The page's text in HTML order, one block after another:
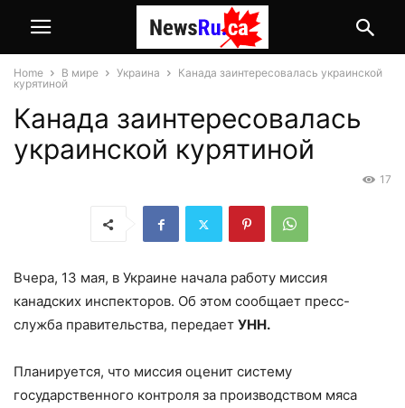
Home В мире Украина
Канада заинтересовалась украинской
курятиной
Канада заинтересовалась
украинской курятиной
17
Вчера, 13 мая, в Украине начала работу миссия
канадских инспекторов. Об этом сообщает пресс-
служба правительства, передает УНН.
Планируется, что миссия оценит систему
государственного контроля за производством мяса